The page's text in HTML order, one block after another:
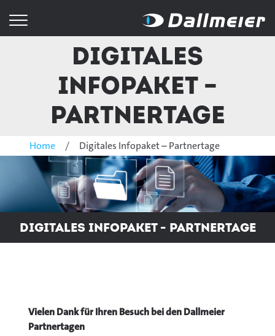
Digitales
Infopaket –
Partnertage
Home Digitales Infopaket – Partnertage
Digitales Infopaket - Partnertage
Vielen Dank für Ihren Besuch bei den Dallmeier
Partnertagen